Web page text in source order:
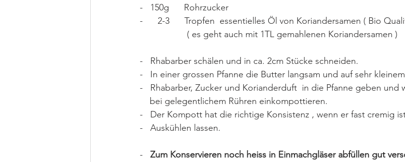
-   150g      Rohrzucker
-      2-3      Tropfen  essentielles Öl von Koriandersamen ( Bio
                   ( es geht auch mit 1TL gemahlenen Koriandersamen )
-   Rhabarber schälen und in ca. 2cm Stücke schneiden.
-   In einer grossen Pfanne die Butter langsam und auf sehr
-   Rhabarber, Zucker und Korianderduft  in die Pfanne geben und
    bei gelegentlichem Rühren einkompottieren.
-   Der Kompott hat die richtige Konsistenz , wenn er fast cremig
-   Auskühlen lassen.
- Zum Konservieren noch heiss in Einmachgläser abfüllen gut